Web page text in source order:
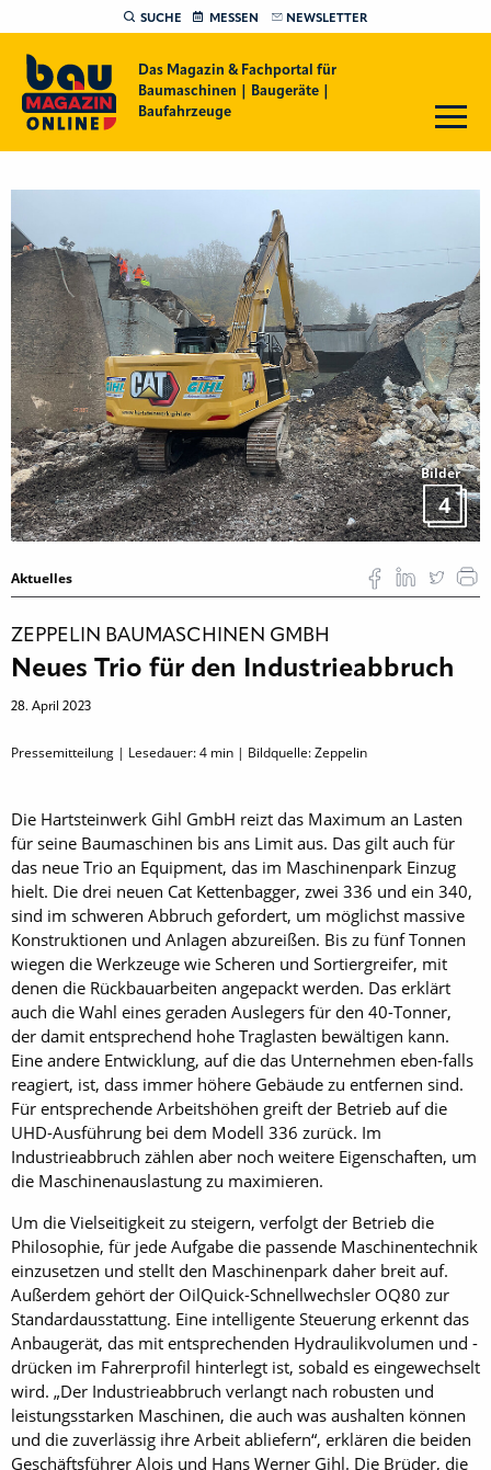
SUCHE MESSEN NEWSLETTER
Das Magazin & Fachportal für
Baumaschinen | Baugeräte |
Baufahrzeuge
Bilder
4
Aktuelles
ZEPPELIN BAUMASCHINEN GMBH
Neues Trio für den Industrieabbruch
28. April 2023
Pressemitteilung | Lesedauer:4 min | Bildquelle: Zeppelin
Die Hartsteinwerk Gihl GmbH reizt das Maximum an Lasten
für seine Baumaschinen bis ans Limit aus. Das gilt auch für
das neue Trio an Equipment, das im Maschinenpark Einzug
hielt. Die drei neuen Cat Kettenbagger, zwei 336 und ein 340,
sind im schweren Abbruch gefordert, um möglichst massive
Konstruktionen und Anlagen abzureißen. Bis zu fünf Tonnen
wiegen die Werkzeuge wie Scheren und Sortiergreifer, mit
denen die Rückbauarbeiten angepackt werden. Das erklärt
auch die Wahl eines geraden Auslegers für den 40-Tonner,
der damit entsprechend hohe Traglasten bewältigen kann.
Eine andere Entwicklung, auf die das Unternehmen eben-falls
reagiert, ist, dass immer höhere Gebäude zu entfernen sind.
Für entsprechende Arbeitshöhen greift der Betrieb auf die
UHD-Ausführung bei dem Modell 336 zurück. Im
Industrieabbruch zählen aber noch weitere Eigenschaften, um
die Maschinenauslastung zu maximieren.
Um die Vielseitigkeit zu steigern, verfolgt der Betrieb die
Philosophie, für jede Aufgabe die passende Maschinentechnik
einzusetzen und stellt den Maschinenpark daher breit auf.
Außerdem gehört der OilQuick-Schnellwechsler OQ80 zur
Standardausstattung. Eine intelligente Steuerung erkennt das
Anbaugerät, das mit entsprechenden Hydraulikvolumen und -
drücken im Fahrerprofil hinterlegt ist, sobald es eingewechselt
wird. „Der Industrieabbruch verlangt nach robusten und
leistungsstarken Maschinen, die auch was aushalten können
und die zuverlässig ihre Arbeit abliefern“, erklären die beiden
Geschäftsführer Alois und Hans Werner Gihl. Die Brüder, die